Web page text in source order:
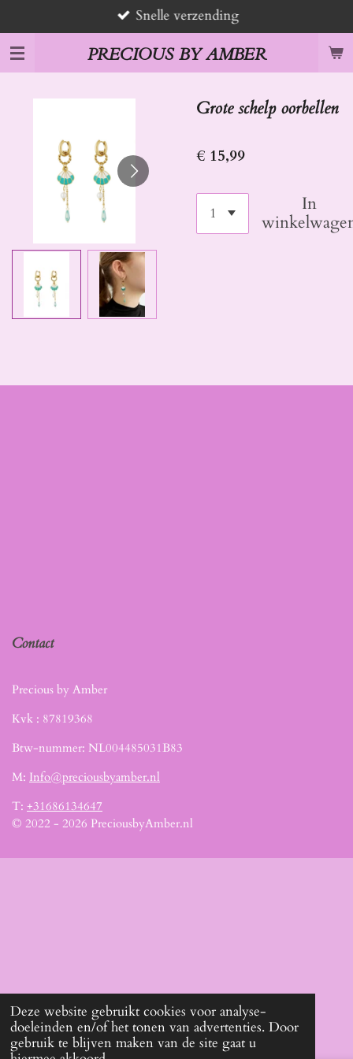
Deze website gebruikt cookies voor analyse-
doeleinden en/of het tonen van advertenties. Door
gebruik te blijven maken van de site gaat u
direct
naar
de
hoofdinhoud
PRECIOUS BY AMBER
Snelle verzending
Grote schelp oorbellen
€ 15,99
In
Contact
Precious by Amber
Kvk : 87819368
Btw-nummer: NL004485031B83
M: Info@preciousbyamber.nl
T: +31686134647
© 2022 - 2026 PreciousbyAmber.nl